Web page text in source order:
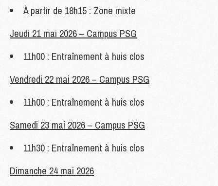
À partir de 18h15 : Zone mixte
Jeudi 21 mai 2026 – Campus PSG
11h00 : Entraînement à huis clos
Vendredi 22 mai 2026 – Campus PSG
11h00 : Entraînement à huis clos
Samedi 23 mai 2026 – Campus PSG
11h30 : Entraînement à huis clos
Dimanche 24 mai 2026